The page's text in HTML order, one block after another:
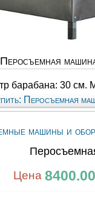
Перосъемная
барабана: 30 см.
Перосъемная
машины и
Цена 8400.00